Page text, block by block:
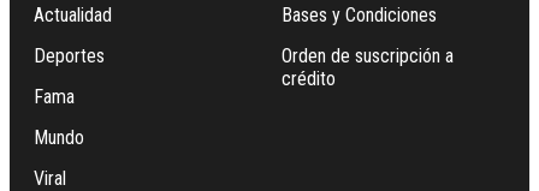
Actualidad
Deportes
Fama
Mundo
Viral
Bases y Condiciones
Orden de suscripción a
crédito